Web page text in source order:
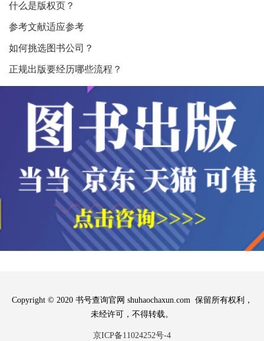
什么是版权页？
参考文献适应参考
如何挑选图书公司？
正规出版要经历哪些流程？
Copyright © 2020 书号查询官网 shuhaochaxun.com 保留所有权利，
未经许可，不得转载。
京ICP备11024252号-4